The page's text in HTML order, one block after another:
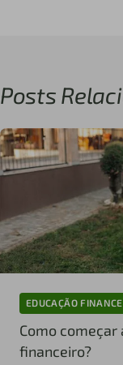
Posts
EDUCAÇÃO
Como
financeiro?